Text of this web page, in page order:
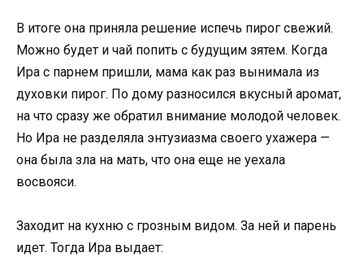
В итоге она приняла решение испечь пирог свежий.
Можно будет и чай попить с будущим зятем. Когда
Ира с парнем пришли, мама как раз вынимала из
духовки пирог. По дому разносился вкусный аромат,
на что сразу же обратил внимание молодой человек.
Но Ира не разделяла энтузиазма своего ухажера —
она была зла на мать, что она еще не уехала
восвояси.
Заходит на кухню с грозным видом. За ней и парень
идет. Тогда Ира выдает: